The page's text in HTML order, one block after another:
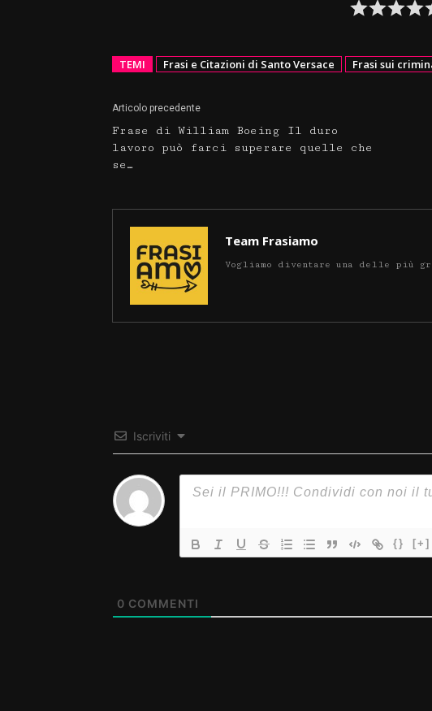
TEMI Frasi e Citazioni di Santo Versace Frasi sui
Articolo precedente
Frase di William Boeing Il duro
lavoro può farci superare quelle che
se…
Team Frasiamo
Vogliamo diventare una delle più
Iscriviti
{} [+]
0 COMMENTI